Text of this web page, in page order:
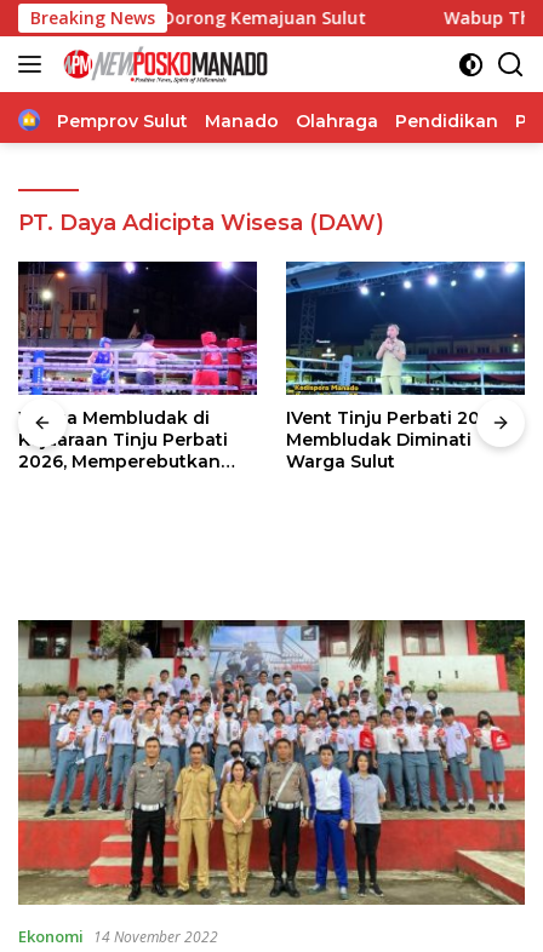
Langsung
ke
konten
Breaking News
Pangdam Dorong Kemajuan Sulut Wabup Theodorus
Home
Pemprov Sulut Manado Olahraga Pendidikan
PT. Daya Adicipta Wisesa (DAW)
Warga Membludak di
Kejuaraan Tinju Perbati
2026, Memperebutkan
IVent Tinju Perbati 2026
Membludak Diminati
Warga Sulut
Ekonomi 14 November 2022